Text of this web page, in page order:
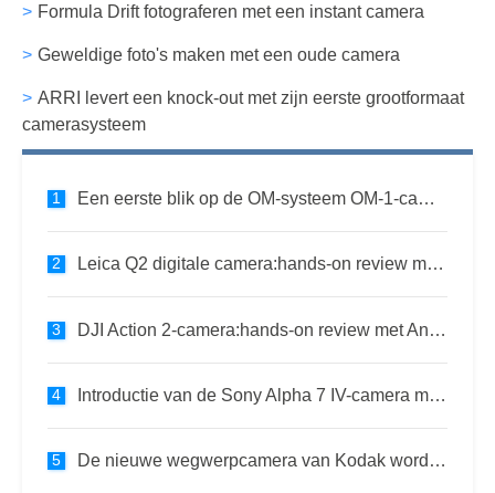
Formula Drift fotograferen met een instant camera
Geweldige foto's maken met een oude camera
ARRI levert een knock-out met zijn eerste grootformaat
camerasysteem
Een eerste blik op de OM-systeem OM-1-camera
Leica Q2 digitale camera:hands-on review met Ana Linares
DJI Action 2-camera:hands-on review met AndrewOptics
Introductie van de Sony Alpha 7 IV-camera met Renan Ozturk
De nieuwe wegwerpcamera van Kodak wordt geleverd met de iconische Tri-X zwart-witfilm